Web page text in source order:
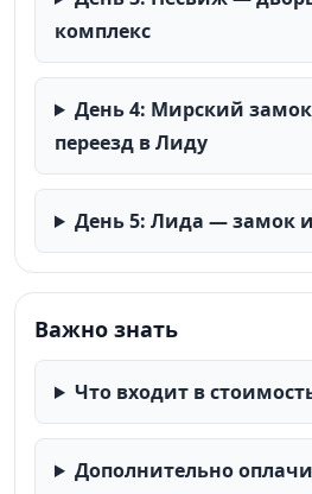
комплекс
День 4: Мирский
переезд в Лиду
День 5: Лида — замок
Важно знать
Что входит в
Дополнительно